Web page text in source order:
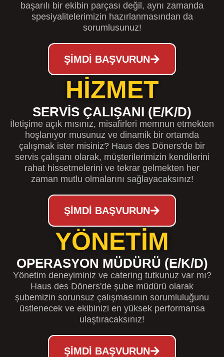
başarılı bir ekibin parçası değil, aynı zamanda
spesiyalitelerimizin hazırlanmasından da
sorumlusunuz!
ŞIMDI BAŞVURUN
HİZMET
SERVIS ÇALIŞANI (E/K/D)
İletişime açık mısınız, misafirleri memnun etmekten
hoşlanıyor musunuz ve dinamik bir ortamda
çalışmak ister misiniz? Haus des Döners'de bir
servis çalışanı olarak, müşterilerimizin kendilerini
rahat hissetmelerini ve tekrar gelmekten her
zaman mutlu olmalarını sağlayacaksınız!
ŞIMDI BAŞVURUN
YÖNETIM
OPERASYON MÜDÜRÜ (E/K/D)
Yönetim deneyiminiz ve catering tutkunuz var mı?
Haus des Döners'de şube müdürü olarak
şubemizin sorunsuz çalışmasının sorumluluğunu
üstlenecek ve ekibinizi en yüksek performansa
ulaştıracaksınız!
ŞIMDI BAŞVURUN